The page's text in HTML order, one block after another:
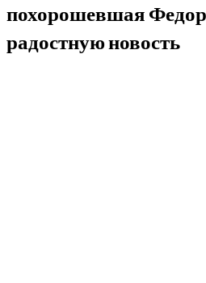
похорошевшая
радостную новость